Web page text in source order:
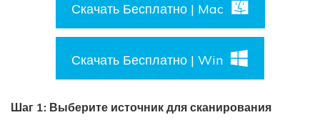
Скачать Бесплатно | Mac
Скачать Бесплатно | Win
Шаг 1: Выберите источник для сканирования